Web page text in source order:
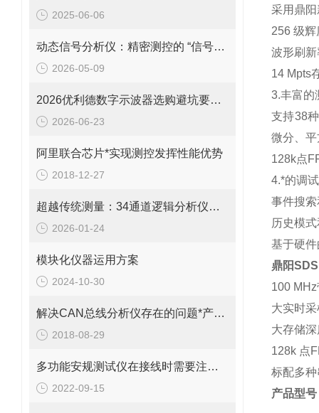
2025-06-06
动态信号分析仪：精密测控的 “信号解码中枢”
2026-05-09
2026优利德数字示波器选购避坑要点：这些错误别再犯
2026-06-23
阿里联合芯片*实现测控发挥性能优势
2018-12-27
超越传统测量：34通道逻辑分析仪的五大震撼应用！
2026-01-24
模块化仪器运用方案
2024-10-30
解决CAN总线分析仪存在的问题*产品性能
2018-08-29
多功能安规测试仪在接线时需要注意什么？
2022-09-15
采用鼎
256 级
波形刷
14 Mpts
3.丰富的
支持38
微分、
128k点
4.*的调
事件搜
历史模
基于硬
鼎阳
100
大实时
大存储
128k 点
标配多
产品型号